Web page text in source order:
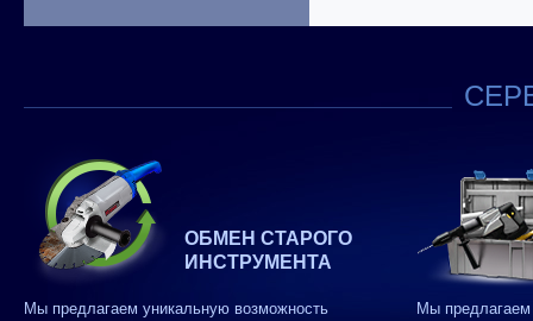
ОБМЕН СТАРОГО
ИНСТРУМЕНТА
Мы предлагаем уникальную возможность Мы